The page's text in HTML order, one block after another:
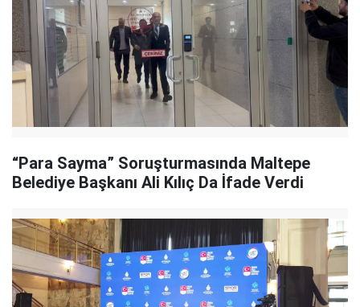
“Para Sayma” Soruşturmasında Maltepe
Belediye Başkanı Ali Kılıç Da İfade Verdi